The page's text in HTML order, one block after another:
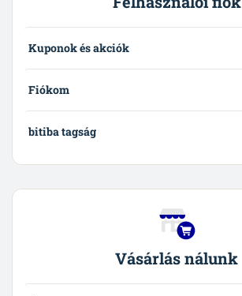
Kuponok és akciók
Fiókom
bitiba tagság
Vásárlás nálunk